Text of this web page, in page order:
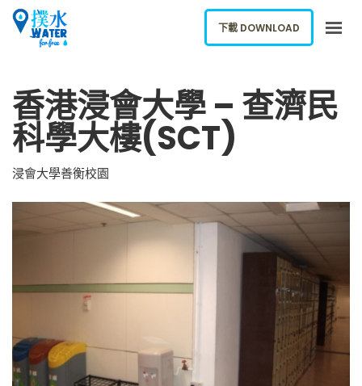
關於我們
下載應用
網誌
ENGLISH
下載 DOWNLOAD
香港浸會大學 – 查濟民
科學大樓(SCT)
浸會大學善衡校園
下載 DOWNLOAD